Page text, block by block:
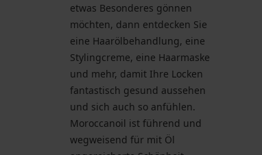
etwas Besonderes gönnen
möchten, dann entdecken Sie
eine Haarölbehandlung, eine
Stylingcreme, eine Haarmaske
und mehr, damit Ihre Locken
fantastisch gesund aussehen
und sich auch so anfühlen.
Moroccanoil ist führend und
wegweisend für mit Öl